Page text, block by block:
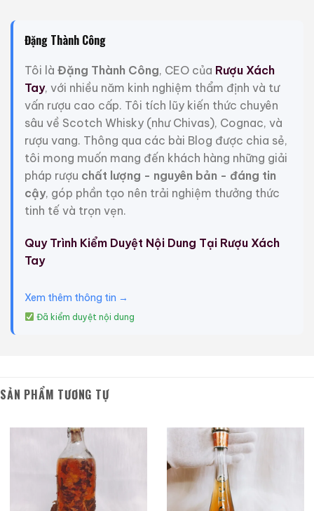
Zalo Hotline
Giới Thiệu Một Số Mẫu Rượu Whisky
Macallan 18 Sherry
28.680.000₫
Giới Thiệu Một Số Mẫu Rượu Brandy
Đặng Thành Công
Tôi là Đặng Thành Công, CEO của Rượu Xách
Tay, với nhiều năm kinh nghiệm thẩm định và tư
vấn rượu cao cấp. Tôi tích lũy kiến thức chuyên
sâu về Scotch Whisky (như Chivas), Cognac, và
rượu vang. Thông qua các bài Blog được chia sẻ,
tôi mong muốn mang đến khách hàng những giải
pháp rượu chất lượng - nguyên bản - đáng tin
cậy, góp phần tạo nên trải nghiệm thưởng thức
tinh tế và trọn vẹn.
Quy Trình Kiểm Duyệt Nội Dung Tại Rượu Xách
Tay
Xem thêm thông tin →
Đã kiểm duyệt nội dung
SẢN PHẨM TƯƠNG TỰ